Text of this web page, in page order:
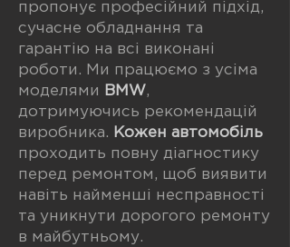
пропонує професійний підхід,
сучасне обладнання та
гарантію на всі виконані
роботи. Ми працюємо з усіма
моделями
BMW,
дотримуючись рекомендацій
виробника. Кожен автомобіль
проходить повну діагностику
перед ремонтом, щоб виявити
навіть найменші несправності
та уникнути дорогого ремонту
в майбутньому.